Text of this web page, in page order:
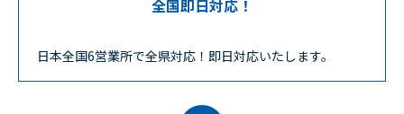
全国即日対応！
日本全国6営業所で全県対応！即日対応いたします。